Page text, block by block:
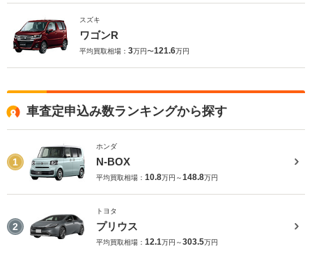
スズキ
ワゴンR
平均買取相場： 3万円〜121.6万円
車査定申込み数ランキングから探す
1
ホンダ
N-BOX
平均買取相場： 10.8万円～148.8万円
2
トヨタ
プリウス
平均買取相場： 12.1万円～303.5万円